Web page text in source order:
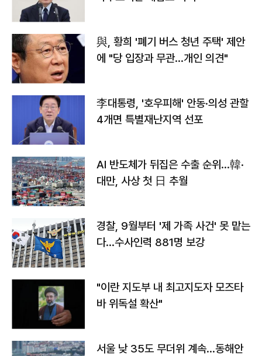
與, 황희 '폐기 버스 청년 주택' 제안
에 "당 입장과 무관…개인 의견"
李대통령, '호우피해' 안동·의성 관할
4개면 특별재난지역 선포
AI 반도체가 뒤집은 수출 순위…韓·
대만, 사상 첫 日 추월
경찰, 9월부터 '제 가족 사건' 못 맡는
다…수사인력 881명 보강
"이란 지도부 내 최고지도자 모즈타
바 위독설 확산"
서울 낮 35도 무더위 계속…동해안